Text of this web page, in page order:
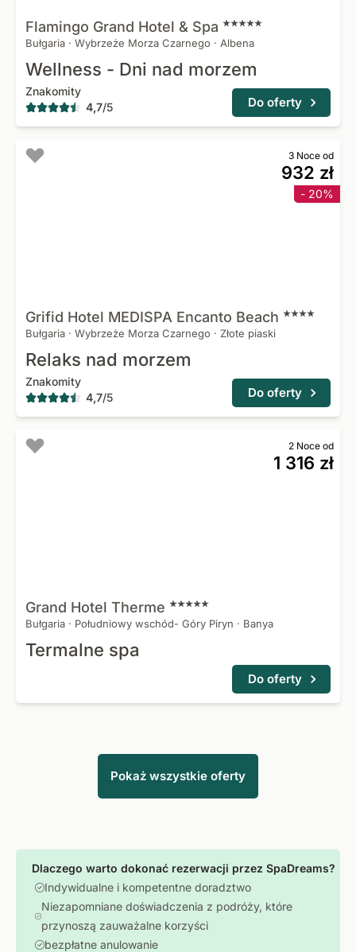
Flamingo Grand Hotel & Spa
Bułgaria · Wybrzeże Morza Czarnego · Albena
Wellness - Dni nad morzem
Znakomity
4,7/5 Do oferty
3 Noce od
932 zł
- 20%
Grifid Hotel MEDISPA Encanto Beach
Bułgaria · Wybrzeże Morza Czarnego · Złote piaski
Relaks nad morzem
Znakomity
4,7/5 Do oferty
2 Noce od
1 316 zł
Grand Hotel Therme
Bułgaria · Południowy wschód- Góry Piryn · Banya
Termalne spa
Do oferty
Pokaż wszystkie oferty
Dlaczego warto dokonać rezerwacji przez SpaDreams?
Indywidualne i kompetentne doradztwo
Niezapomniane doświadczenia z podróży, które
przynoszą zauważalne korzyści
bezpłatne anulowanie